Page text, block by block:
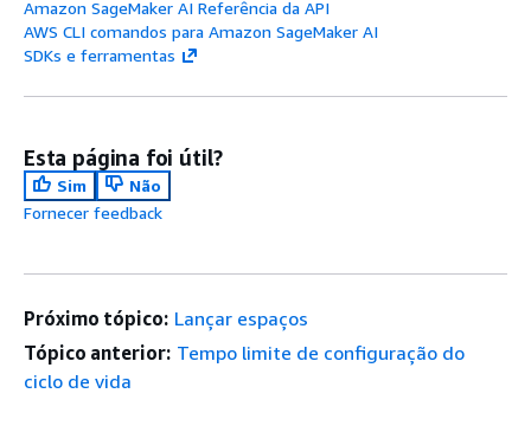
Amazon SageMaker AI Referência da API
AWS CLI comandos para Amazon SageMaker AI
SDKs e ferramentas
Esta página foi útil?
Sim
Não
Fornecer feedback
Próximo tópico: Lançar espaços
Tópico anterior: Tempo limite de configuração do
ciclo de vida